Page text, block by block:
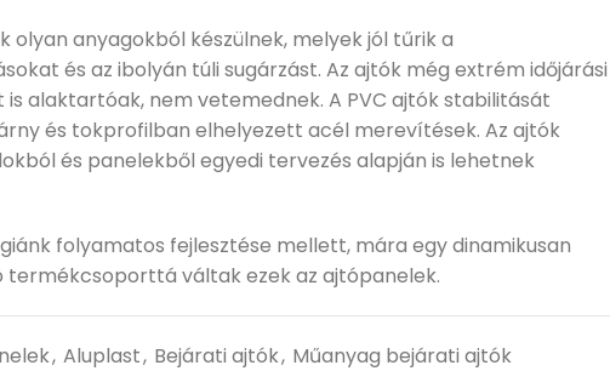
olyan anyagokból készülnek, melyek jól tűrik a
és az ibolyán túli sugárzást. Az ajtók még extrém időjárási
alaktartóak, nem vetemednek. A PVC ajtók stabilitását
és tokprofilban elhelyezett acél merevítések. Az ajtók
és panelekből egyedi tervezés alapján is lehetnek
folyamatos fejlesztése mellett, mára egy dinamikusan
termékcsoporttá váltak ezek az ajtópanelek.
, Aluplast, Bejárati ajtók, Műanyag bejárati ajtók